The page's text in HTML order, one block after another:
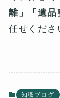
離」「遺品
任せくださ
知識ブログ